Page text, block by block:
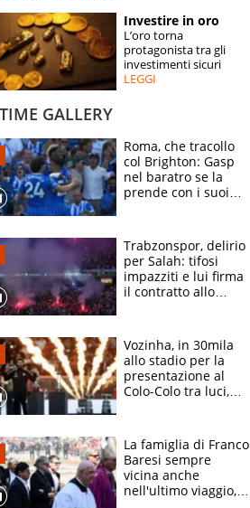
SPECIALI
ESPERTI
Investire in oro
L’oro torna
protagonista tra gli
investimenti sicuri
LEGGI
GALLERY
Roma, che tracollo
col Brighton: Gasp
nel baratro se la
prende con i suoi
Trabzonspor, delirio
per Salah: tifosi
impazziti e lui firma
il contratto allo
Vozinha, in 30mila
allo stadio per la
presentazione al
Colo-Colo tra luci,
La famiglia di Franco
Baresi sempre
vicina anche
nell'ultimo viaggio,